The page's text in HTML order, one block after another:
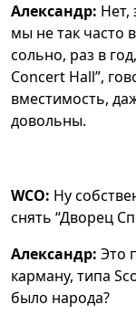
Александр: Нет,
мы не так часто
сольно, раз в
Concert Hall”,
вместимость,
довольны.
WCO: Ну
снять “Дворец
Александр: Это
карману, типа
было народа?